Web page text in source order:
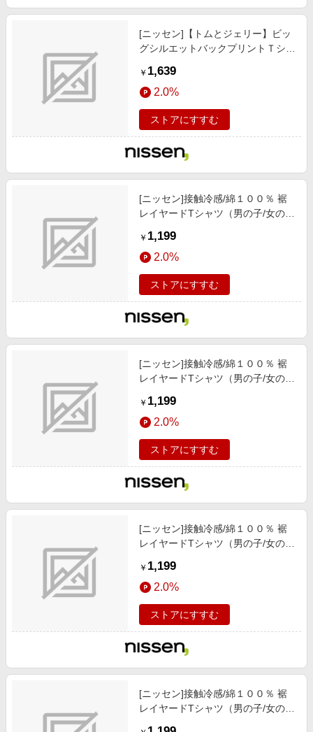
[ニッセン]【トムとジェリー】ビッ
グシルエットバックプリントＴシャ
品 / トップス/チュニック / Tシャツ/
カットソー/オフホワイト/トム)2
￥ 1,639
2.0%
ストアにすすむ
[ニッセン]接触冷感/綿１００％ 裾
レイヤードTシャツ（男の子/女の
ュニック / Tシャツ/カットソー/ピ
ンク
￥ 1,199
2.0%
ストアにすすむ
[ニッセン]接触冷感/綿１００％ 裾
レイヤードTシャツ（男の子/女の
ュニック / Tシャツ/カットソー/サ
ックス
￥ 1,199
2.0%
ストアにすすむ
[ニッセン]接触冷感/綿１００％ 裾
レイヤードTシャツ（男の子/女の
ュニック / Tシャツ/カットソー/オ
フホワイト
￥ 1,199
2.0%
ストアにすすむ
[ニッセン]接触冷感/綿１００％ 裾
レイヤードTシャツ（男の子/女の